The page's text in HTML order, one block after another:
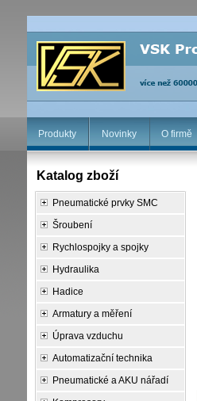
Produkty Novinky O firmě
Katalog zboží
Pneumatické prvky SMC
Šroubení
Rychlospojky a spojky
Hydraulika
Hadice
Armatury a měření
Úprava vzduchu
Automatizační technika
Pneumatické a AKU nářadí